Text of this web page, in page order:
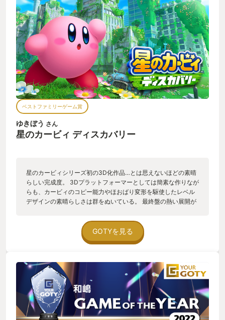
システムを採用しているということが記載されていました。最
高にプレイヤー目線で制作されていることに非常に感動しまし
た。 こんなにさわり心地の良いゲームを今まで見たことがあっ
ただろうか？
ベストファミリーゲーム賞
ゆきぼう さん
星のカービィ ディスカバリー
星のカービィシリーズ初の3D化作品…とは思えないほどの素晴
らしい完成度。 3Dプラットフォーマーとしては簡素な作りなが
らも、カービィのコピー能力やほおばり変形を駆使したレベル
デザインの素晴らしさは群をぬいている。 最終盤の熱い展開が
レイするととても楽しい。
GOTYを見る